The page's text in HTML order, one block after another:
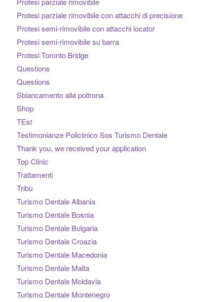
Protesi parziale rimovibile con attacchi di precisione
Protesi semi-rimovibile con attacchi locator
Protesi semi-rimovibile su barra
Protesi Toronto Bridge
Questions
Questions
Sbiancamento alla poltrona
Shop
TEst
Testimonianze Policlinico Sos Turismo Dentale
Thank you, we received your application
Top Clinic
Trattamenti
Tribù
Turismo Dentale Albania
Turismo Dentale Bosnia
Turismo Dentale Bulgaria
Turismo Dentale Croazia
Turismo Dentale Macedonia
Turismo Dentale Malta
Turismo Dentale Moldavia
Turismo Dentale Montenegro